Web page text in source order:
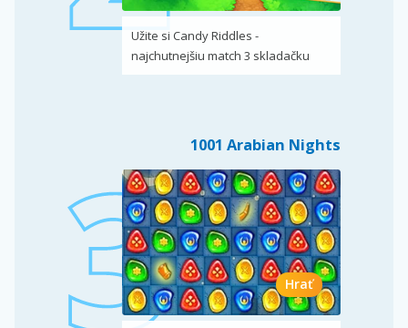
Užite si Candy Riddles -
najchutnejšiu match 3 skladačku
1001 Arabian Nights
Hrať